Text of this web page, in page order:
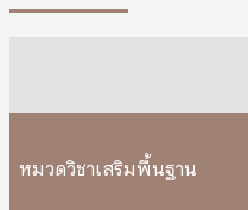
หมวดวิชาเสริมพื้นฐาน